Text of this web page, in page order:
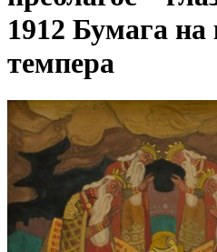
1912 Бумага на
темпера